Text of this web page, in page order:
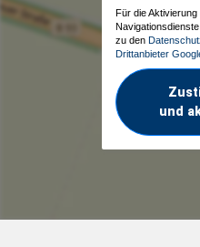
Für die
zu den
Drittanbieter
und